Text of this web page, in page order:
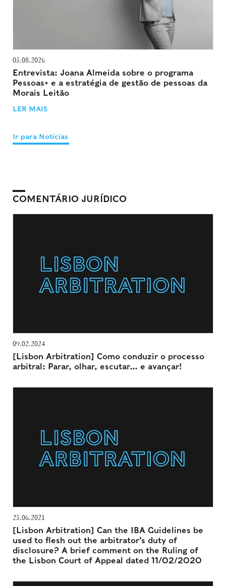
05.08.2026
Entrevista: Joana Almeida sobre o programa
Pessoas+ e a estratégia de gestão de pessoas da
Morais Leitão
LER MAIS
Ir para Notícias
COMENTÁRIO JURÍDICO
09.02.2024
[Lisbon Arbitration] Como conduzir o processo
arbitral: Parar, olhar, escutar… e avançar!
25.06.2021
[Lisbon Arbitration] Can the IBA Guidelines be
used to flesh out the arbitrator’s duty of
disclosure? A brief comment on the Ruling of
the Lisbon Court of Appeal dated 11/02/2020